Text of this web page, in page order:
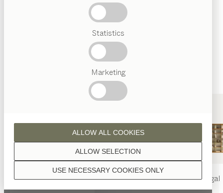
Statistics
Marketing
USE NECESSARY COOKIES ONLY
ALLOW SELECTION
ALLOW ALL COOKIES
Österreichisches
Handwerk
nyaTisch nyaStuhl filignoRegal
Nussbaum Wild
Eiche